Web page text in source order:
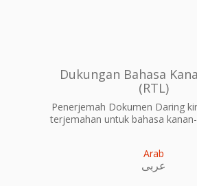
Dukungan Bahasa
(RTL)
Penerjemah Dokumen Daring
terjemahan untuk bahasa
Arab
عربى